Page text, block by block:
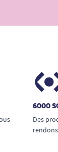
6000
Des